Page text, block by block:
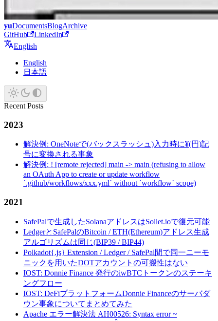
yuDocumentsBlogArchive
GitHub
LinkedIn
English
English
日本語
Recent Posts
2023
解決例: OneNoteで(バックスラッシュ)入力時に¥(円)記
号に変換される事象
解決例: ! [remote rejected] main -> main (refusing to allow
an OAuth App to create or update workflow
`.github/workflows/xxx.yml` without `workflow` scope)
2021
SafePalで生成したSolanaアドレスはSollet.ioで復元可能
LedgerとSafePalのBitcoin / ETH(Ethereum)アドレス生成
アルゴリズムは同じ(BIP39 / BIP44)
Polkadot{.js} Extension / Ledger / SafePal間で同一ニーモ
ニックを用いたDOTアカウントの可搬性はない
IOST: Donnie Finance 発行のiwBTCトークンのステーキ
ングフロー
IOST: DeFiプラットフォームDonnie Financeのサーバダ
ウン事象についてまとめてみた
Apache エラー解決法 AH00526: Syntax error ~